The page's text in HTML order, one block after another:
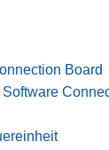
Board